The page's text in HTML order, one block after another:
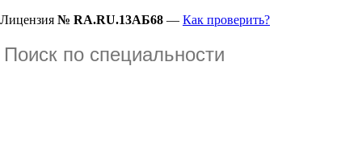
Лицензия № RA.RU.13АБ68 — Как проверить?